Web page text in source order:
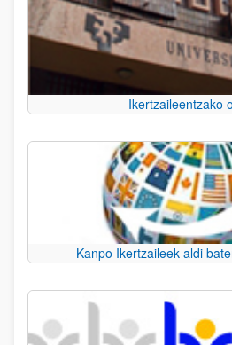
Ikertzaileentzako
Kanpo Ikertzaileek aldi